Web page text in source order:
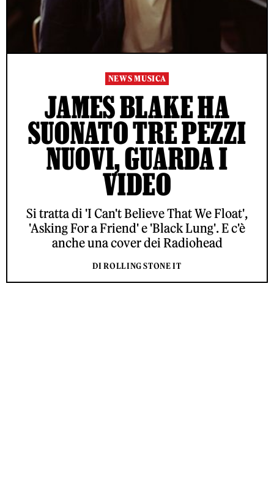
NEWS MUSICA
JAMES BLAKE HA
SUONATO TRE PEZZI
NUOVI, GUARDA I
VIDEO
Si tratta di 'I Can't Believe That We Float',
'Asking For a Friend' e 'Black Lung'. E c'è
anche una cover dei Radiohead
DI ROLLING STONE IT